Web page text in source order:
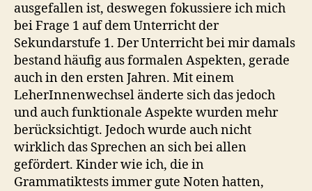
ausgefallen ist, deswegen fokussiere ich mich
bei Frage 1 auf dem Unterricht der
Sekundarstufe 1. Der Unterricht bei mir damals
bestand häufig aus formalen Aspekten, gerade
auch in den ersten Jahren. Mit einem
LeherInnenwechsel änderte sich das jedoch
und auch funktionale Aspekte wurden mehr
berücksichtigt. Jedoch wurde auch nicht
wirklich das Sprechen an sich bei allen
gefördert. Kinder wie ich, die in
Grammatiktests immer gute Noten hatten,